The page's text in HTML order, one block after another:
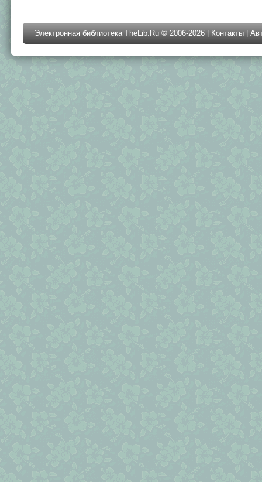
Электронная библиотека TheLib.Ru © 2006-2026 | Контакты |